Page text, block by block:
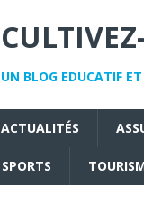
UN BLOG EDUCATIF
ACTUALITÉS
SPORTS